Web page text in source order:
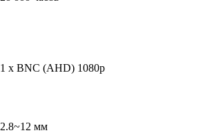
1 x BNC (AHD) 1080p
2.8~12 мм